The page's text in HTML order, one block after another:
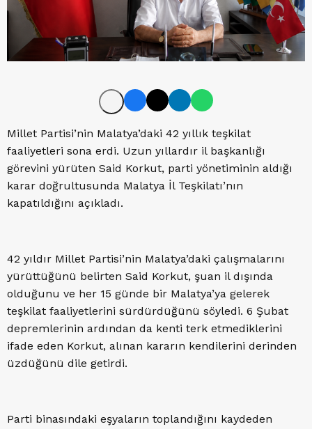
Millet Partisi’nin Malatya’daki 42 yıllık teşkilat
faaliyetleri sona erdi. Uzun yıllardır il başkanlığı
görevini yürüten Said Korkut, parti yönetiminin aldığı
karar doğrultusunda Malatya İl Teşkilatı’nın
kapatıldığını açıkladı.
42 yıldır Millet Partisi’nin Malatya’daki çalışmalarını
yürüttüğünü belirten Said Korkut, şuan il dışında
olduğunu ve her 15 günde bir Malatya’ya gelerek
teşkilat faaliyetlerini sürdürdüğünü söyledi. 6 Şubat
depremlerinin ardından da kenti terk etmediklerini
ifade eden Korkut, alınan kararın kendilerini derinden
üzdüğünü dile getirdi.
Parti binasındaki eşyaların toplandığını kaydeden